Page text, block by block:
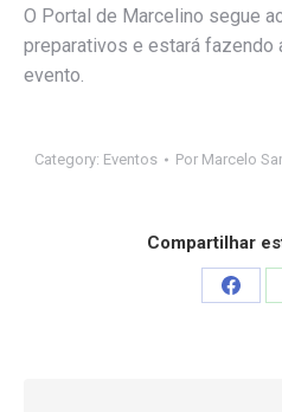
O Portal de Marcelino segue
preparativos e estará fazendo
evento.
Category: Eventos Por Marcelo
Compartilhar